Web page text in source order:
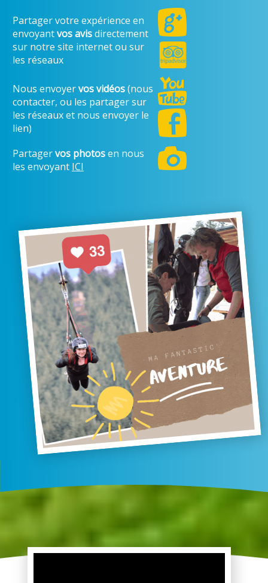
Partager votre expérience en
envoyantvos avisdirectement
sur notre site internet ou sur
les réseaux
Nous envoyervos vidéos(nous
contacter, ou les partager sur
les réseaux et nous envoyer le
lien)
Partagervos photosen nous
les envoyant ICI